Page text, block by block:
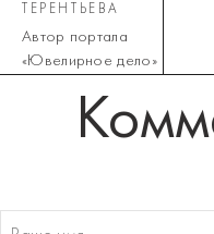
ТЕРЕНТЬЕВА
Автор портала
«Ювелирное дело»